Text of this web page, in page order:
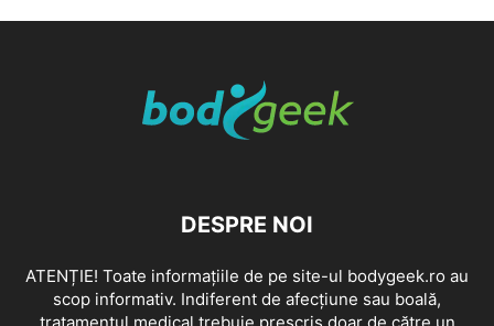
DESPRE NOI
ATENȚIE! Toate informațiile de pe site-ul bodygeek.ro au
scop informativ. Indiferent de afecțiune sau boală,